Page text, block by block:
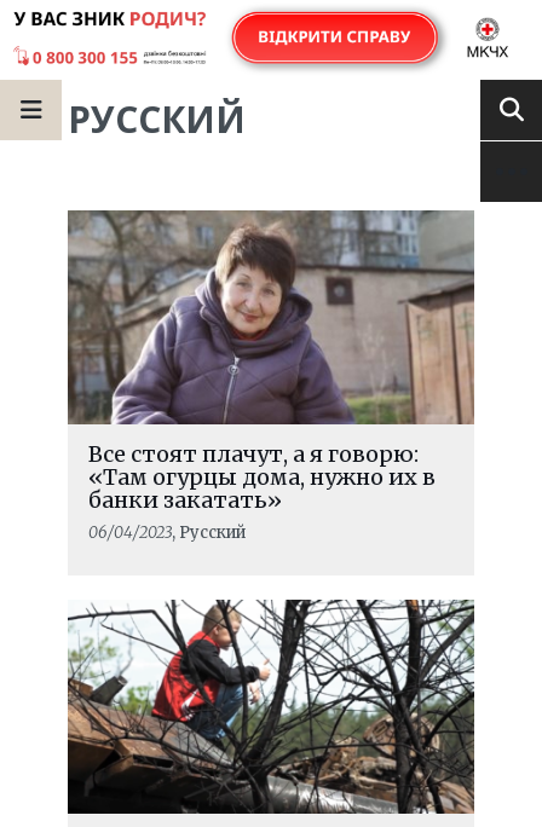
РУССКИЙ
Все стоят плачут, а я говорю:
«Там огурцы дома, нужно их в
банки закатать»
06/04/2023, Русский